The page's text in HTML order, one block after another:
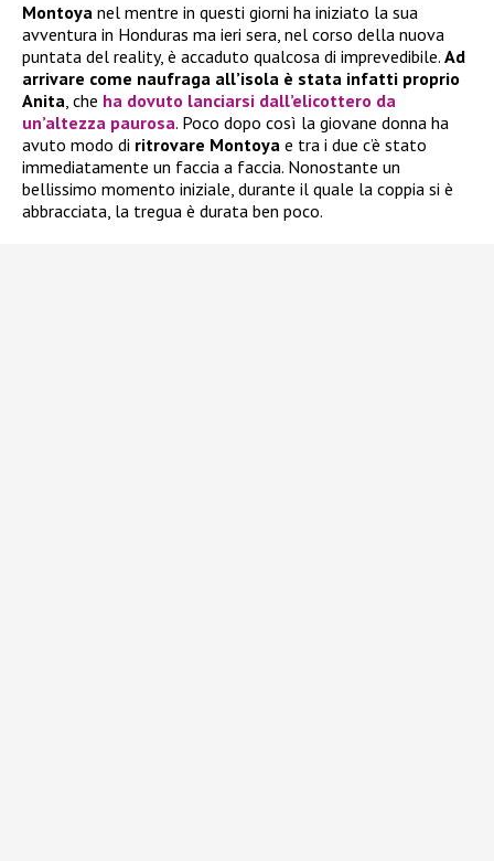
Montoya nel mentre in questi giorni ha iniziato la sua
avventura in Honduras ma ieri sera, nel corso della nuova
puntata del reality, è accaduto qualcosa di imprevedibile. Ad
arrivare come naufraga all’isola è stata infatti proprio
Anita, che ha dovuto lanciarsi dall’elicottero da
un’altezza paurosa. Poco dopo così la giovane donna ha
avuto modo di ritrovare Montoya e tra i due c’è stato
immediatamente un faccia a faccia. Nonostante un
bellissimo momento iniziale, durante il quale la coppia si è
abbracciata, la tregua è durata ben poco.